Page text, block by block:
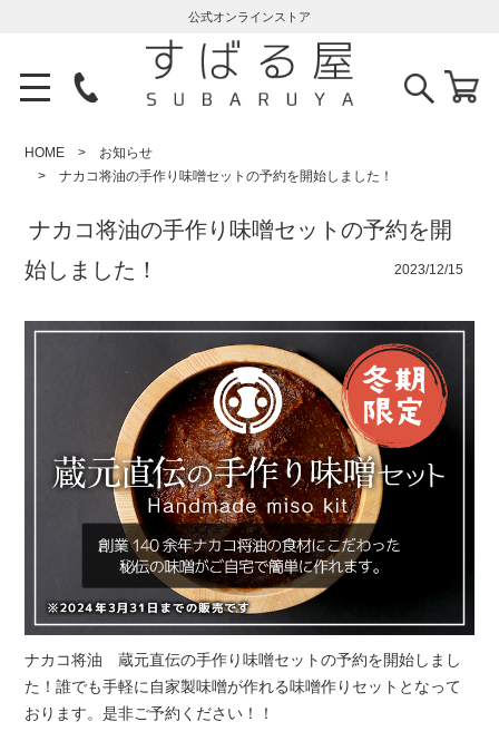
公式オンラインストア
HOME
お知らせ
ナカコ将油の手作り味噌セットの予約を開始しました！
ナカコ将油の手作り味噌セットの予約を開
始しました！
2023/12/15
ナカコ将油 蔵元直伝の手作り味噌セットの予約を開始しまし
た！誰でも手軽に自家製味噌が作れる味噌作りセットとなって
おります。是非ご予約ください！！